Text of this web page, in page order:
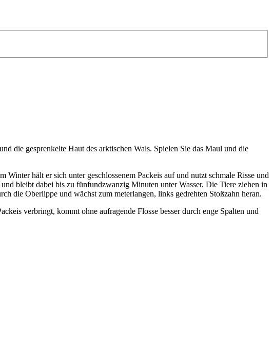
die gesprenkelte Haut des arktischen Wals. Spielen Sie das Maul und die
hält er sich unter geschlossenem Packeis auf und nutzt schmale Risse und
bleibt dabei bis zu fünfundzwanzig Minuten unter Wasser. Die Tiere ziehen in
die Oberlippe und wächst zum meterlangen, links gedrehten Stoßzahn heran.
verbringt, kommt ohne aufragende Flosse besser durch enge Spalten und